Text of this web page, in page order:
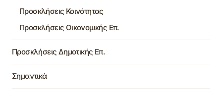
Προσκλήσεις Κοινότητας
Προσκλήσεις Οικονομικής Επ.
Προσκλήσεις Δημοτικής Επ.
Σημαντικά